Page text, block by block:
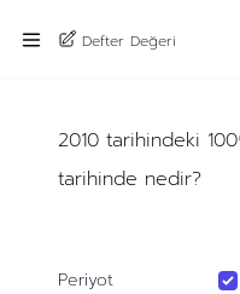
Defter Değeri
2010 tarihindeki
tarihinde nedir?
Periyot